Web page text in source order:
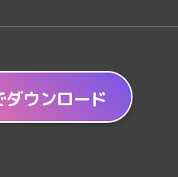
ダウンロード